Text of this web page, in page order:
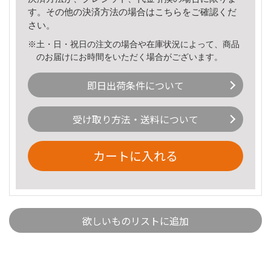
す。その他の決済方法の場合はこちら をご確認くだ
さい。
※土・日・祝日の注文の場合や在庫状況によって、商品
のお届けにお時間をいただく場合がございます。
即日出荷条件について
受け取り方法・送料について
カートに入れる
欲しいものリストに追加